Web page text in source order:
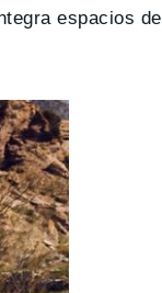
espacios de